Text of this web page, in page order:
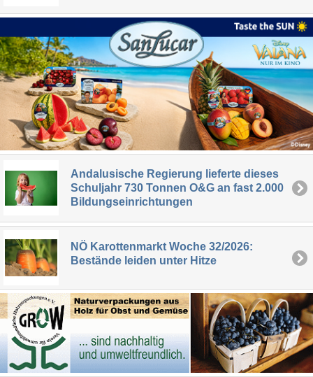
Andalusische Regierung lieferte dieses
Schuljahr 730 Tonnen O&G an fast 2.000
Bildungseinrichtungen
NÖ Karottenmarkt Woche 32/2026:
Bestände leiden unter Hitze